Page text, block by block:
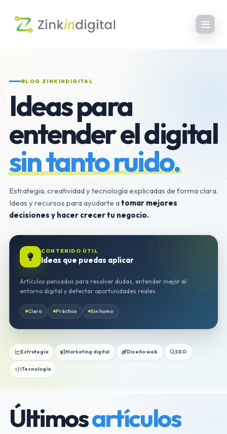
BLOG ZINKINDIGITAL
Ideas para
entender el digital
sin tanto ruido.
Estrategia, creatividad y tecnología explicadas de forma clara.
Ideas y recursos para ayudarte atomar mejores
decisiones y hacer crecer tu negocio.
CONTENIDO ÚTIL
Ideas que puedas aplicar
Artículos pensados para resolver dudas, entender mejor el
entorno digital y detectar oportunidades reales.
Claro Práctico Sin humo
Estrategia Marketing digital Diseño web SEO
Tecnología
Últimosartículos